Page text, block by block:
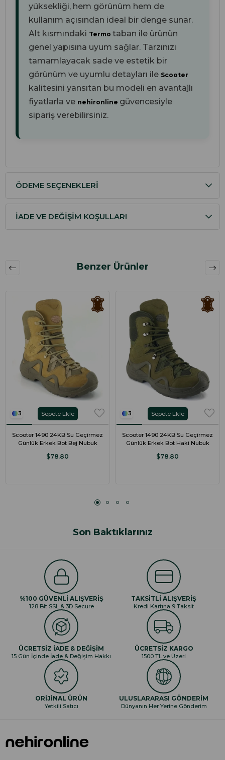
yüksekliği, hem görünüm hem de
kullanım açısından ideal bir denge sunar.
Alt kısmındaki Termo taban ile ürünün
genel yapısına uyum sağlar. Tarzınızı
tamamlayacak sade ve estetik bir
görünüm ve uyumlu detayları ile Scooter
kalitesini yansıtan bu modeli en avantajlı
fiyatlarla ve nehironline güvencesiyle
sipariş verebilirsiniz.
ÖDEME SEÇENEKLERI
İADE VE DEĞIŞIM KOŞULLARI
Benzer Ürünler
3
Scooter 1490 24KB Su Geçirmez
Günlük Erkek Bot Bej Nubuk
$78.80
Sepete Ekle 3
Scooter 1490 24KB Su Geçirmez
Günlük Erkek Bot Haki Nubuk
$78.80
Sepete Ekle
Son Baktıklarınız
%100 GÜVENLİ ALIŞVERİŞ
128 Bit SSL & 3D Secure
TAKSİTLİ ALIŞVERİŞ
Kredi Kartına 9 Taksit
ÜCRETSİZ İADE & DEĞİŞİM
15 Gün İçinde İade & Değişim Hakkı
ÜCRETSİZ KARGO
1500 TL ve Üzeri
ORİJİNAL ÜRÜN
Yetkili Satıcı
ULUSLARARASI GÖNDERİM
Dünyanın Her Yerine Gönderim